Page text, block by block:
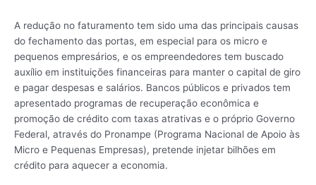
A redução no faturamento tem sido uma das principais causas
do fechamento das portas, em especial para os micro e
pequenos empresários, e os empreendedores tem buscado
auxílio em instituições financeiras para manter o capital de giro
e pagar despesas e salários. Bancos públicos e privados tem
apresentado programas de recuperação econômica e
promoção de crédito com taxas atrativas e o próprio Governo
Federal, através do Pronampe (Programa Nacional de Apoio às
Micro e Pequenas Empresas), pretende injetar bilhões em
crédito para aquecer a economia.